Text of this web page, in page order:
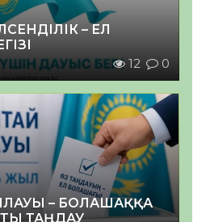
– ЕЛ
12 0
– БОЛАШАҚҚА
ТАҢДАУ